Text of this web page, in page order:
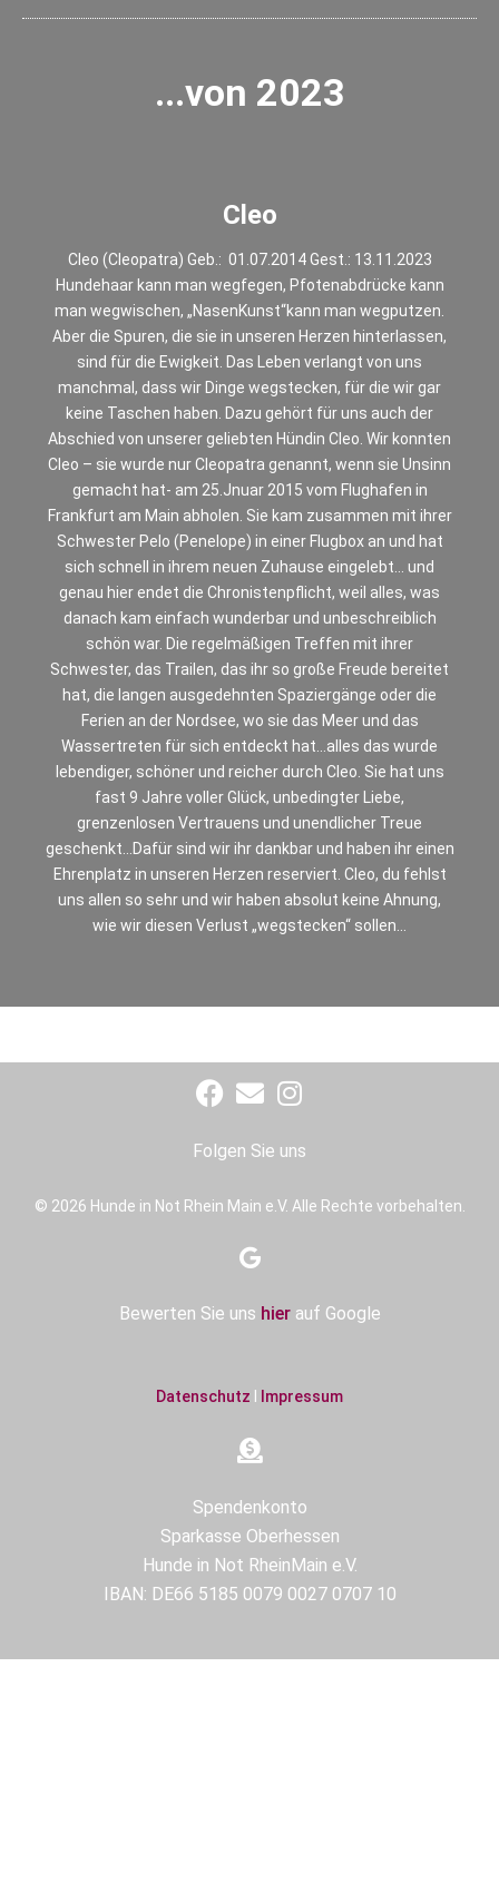
...von 2023
Cleo
Cleo (Cleopatra) Geb.: 01.07.2014 Gest.: 13.11.2023
Hundehaar kann man wegfegen, Pfotenabdrücke kann
man wegwischen, „NasenKunst“kann man wegputzen.
Aber die Spuren, die sie in unseren Herzen hinterlassen,
sind für die Ewigkeit. Das Leben verlangt von uns
manchmal, dass wir Dinge wegstecken, für die wir gar
keine Taschen haben. Dazu gehört für uns auch der
Abschied von unserer geliebten Hündin Cleo. Wir konnten
Cleo – sie wurde nur Cleopatra genannt, wenn sie Unsinn
gemacht hat- am 25.Jnuar 2015 vom Flughafen in
Frankfurt am Main abholen. Sie kam zusammen mit ihrer
Schwester Pelo (Penelope) in einer Flugbox an und hat
sich schnell in ihrem neuen Zuhause eingelebt… und
genau hier endet die Chronistenpflicht, weil alles, was
danach kam einfach wunderbar und unbeschreiblich
schön war. Die regelmäßigen Treffen mit ihrer
Schwester, das Trailen, das ihr so große Freude bereitet
hat, die langen ausgedehnten Spaziergänge oder die
Ferien an der Nordsee, wo sie das Meer und das
Wassertreten für sich entdeckt hat…alles das wurde
lebendiger, schöner und reicher durch Cleo. Sie hat uns
fast 9 Jahre voller Glück, unbedingter Liebe,
grenzenlosen Vertrauens und unendlicher Treue
geschenkt…Dafür sind wir ihr dankbar und haben ihr einen
Ehrenplatz in unseren Herzen reserviert. Cleo, du fehlst
uns allen so sehr und wir haben absolut keine Ahnung,
wie wir diesen Verlust „wegstecken“ sollen…
Folgen Sie uns
© 2026 Hunde in Not Rhein Main e.V. Alle Rechte vorbehalten.
Bewerten Sie uns hierauf Google
Datenschutz Impressum
Spendenkonto
Sparkasse Oberhessen
Hunde in Not RheinMain e.V.
IBAN: DE66 5185 0079 0027 0707 10